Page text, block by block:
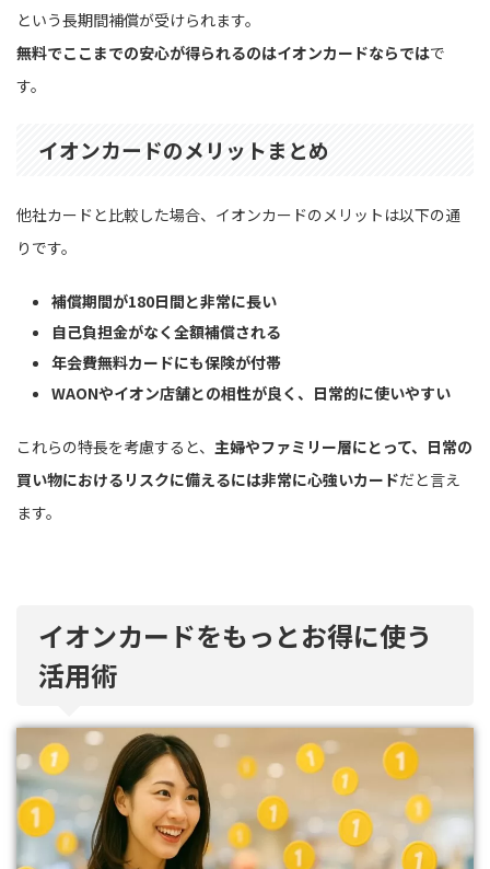
という長期間補償が受けられます。
無料でここまでの安心が得られるのはイオンカードならではで
す。
イオンカードのメリットまとめ
他社カードと比較した場合、イオンカードのメリットは以下の通
りです。
補償期間が180日間と非常に長い
自己負担金がなく全額補償される
年会費無料カードにも保険が付帯
WAONやイオン店舗との相性が良く、日常的に使いやすい
これらの特長を考慮すると、 主婦やファミリー層にとって、日常の
買い物におけるリスクに備えるには非常に心強いカードだと言え
ます。
イオンカードをもっとお得に使う
活用術